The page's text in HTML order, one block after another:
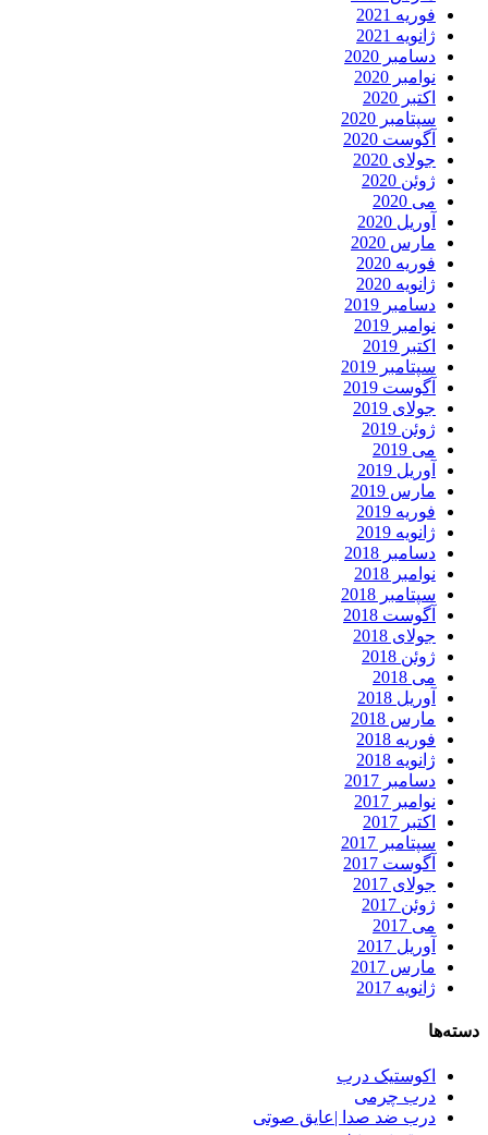
فوریه 2021
ژانویه 2021
دسامبر 2020
نوامبر 2020
اکتبر 2020
سپتامبر 2020
آگوست 2020
جولای 2020
ژوئن 2020
می 2020
آوریل 2020
مارس 2020
فوریه 2020
ژانویه 2020
دسامبر 2019
نوامبر 2019
اکتبر 2019
سپتامبر 2019
آگوست 2019
جولای 2019
ژوئن 2019
می 2019
آوریل 2019
مارس 2019
فوریه 2019
ژانویه 2019
دسامبر 2018
نوامبر 2018
سپتامبر 2018
آگوست 2018
جولای 2018
ژوئن 2018
می 2018
آوریل 2018
مارس 2018
فوریه 2018
ژانویه 2018
دسامبر 2017
نوامبر 2017
اکتبر 2017
سپتامبر 2017
آگوست 2017
جولای 2017
ژوئن 2017
می 2017
آوریل 2017
مارس 2017
ژانویه 2017
دسته‌ها
اکوستیک درب
درب چرمی
درب ضد صدا |عایق صوتی